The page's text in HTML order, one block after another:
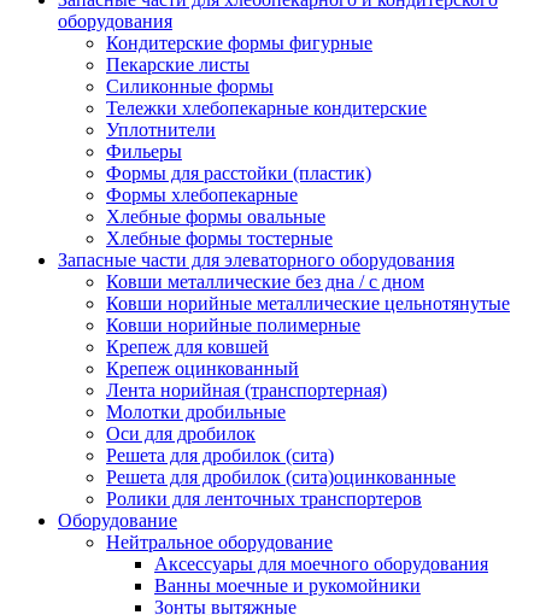
оборудования
Кондитерские формы фигурные
Пекарские листы
Силиконные формы
Тележки хлебопекарные кондитерские
Уплотнители
Фильеры
Формы для расстойки (пластик)
Формы хлебопекарные
Хлебные формы овальные
Хлебные формы тостерные
Запасные части для элеваторного оборудования
Ковши металлические без дна / с дном
Ковши норийные металлические цельнотянутые
Ковши норийные полимерные
Крепеж для ковшей
Крепеж оцинкованный
Лента норийная (транспортерная)
Молотки дробильные
Оси для дробилок
Решета для дробилок (сита)
Решета для дробилок (сита)оцинкованные
Ролики для ленточных транспортеров
Оборудование
Нейтральное оборудование
Аксессуары для моечного оборудования
Ванны моечные и рукомойники
Зонты вытяжные